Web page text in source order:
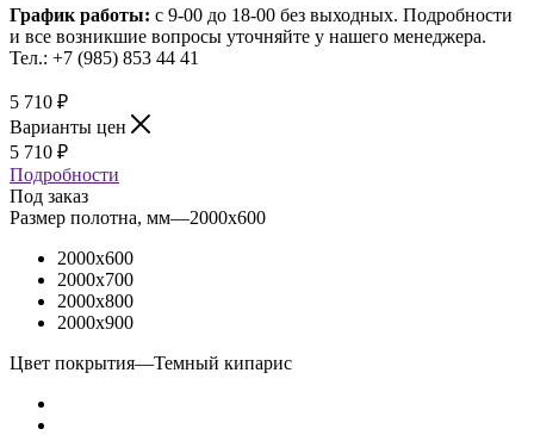
График работы: с 9-00 до 18-00 без выходных. Подробности
и все возникшие вопросы уточняйте у нашего менеджера.
Тел.: +7 (985) 853 44 41
5 710 ₽
Варианты цен
5 710 ₽
Подробности
Под заказ
Размер полотна, мм—2000x600
2000x600
2000x700
2000x800
2000x900
Цвет покрытия—Темный кипарис